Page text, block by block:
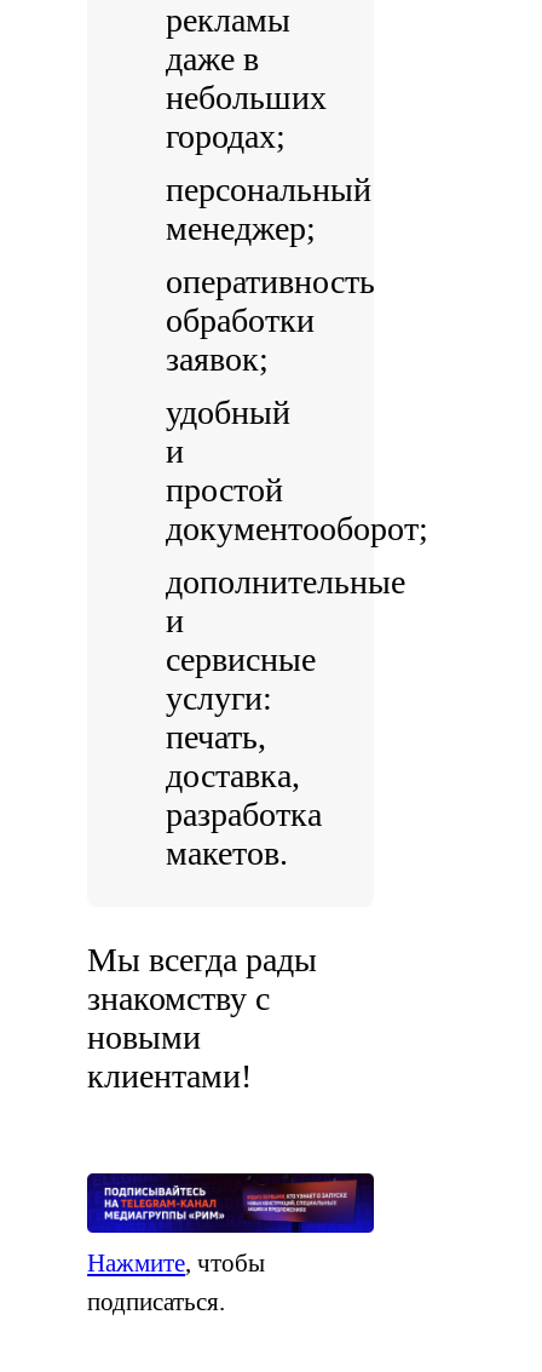
рекламы
даже в
небольших
городах;
персональный
менеджер;
оперативность
обработки
заявок;
удобный
и
простой
документооборот;
дополнительные
и
сервисные
услуги:
печать,
доставка,
разработка
макетов.
Мы всегда рады
знакомству с
новыми
клиентами!
Нажмите, чтобы
подписаться.